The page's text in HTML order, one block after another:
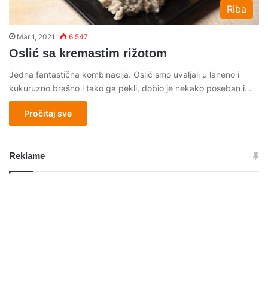
Riba
Mar 1, 2021 6,547
Oslić sa kremastim rižotom
Jedna fantastična kombinacija. Oslić smo uvaljali u laneno i
kukuruzno brašno i tako ga pekli, dobio je nekako poseban i…
Pročitaj sve
Reklame